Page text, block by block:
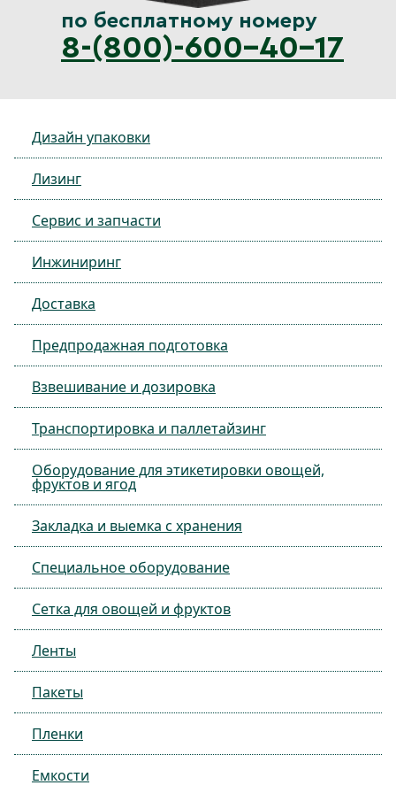
по бесплатному номеру
8-(800)-600-40-17
Дизайн упаковки
Лизинг
Сервис и запчасти
Инжиниринг
Доставка
Предпродажная подготовка
Взвешивание и дозировка
Транспортировка и паллетайзинг
Оборудование для этикетировки овощей,
фруктов и ягод
Закладка и выемка с хранения
Специальное оборудование
Сетка для овощей и фруктов
Ленты
Пакеты
Пленки
Емкости